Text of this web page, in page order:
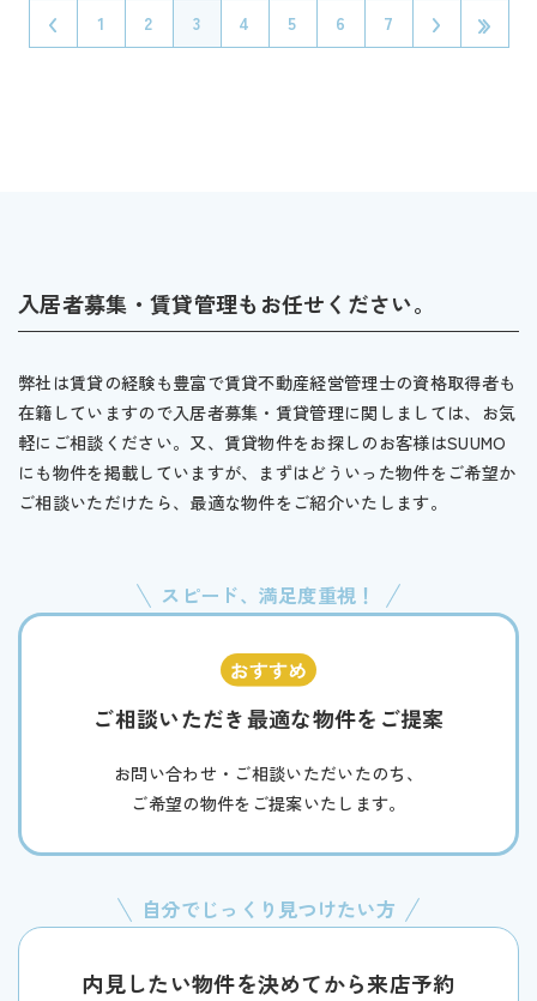
1 2 3 4 5 6 7
入居者募集・賃貸管理もお任せください。
弊社は賃貸の経験も豊富で賃貸不動産経営管理士の資格取得者も
在籍していますので入居者募集・賃貸管理に関しましては、お気
軽にご相談ください。又、賃貸物件をお探しのお客様はSUUMO
にも物件を掲載していますが、まずはどういった物件をご希望か
ご相談いただけたら、最適な物件をご紹介いたします。
スピード、満足度重視！
ご相談いただき最適な物件をご提案
お問い合わせ・ご相談いただいたのち、
ご希望の物件をご提案いたします。
自分でじっくり見つけたい方
内見したい物件を決めてから来店予約